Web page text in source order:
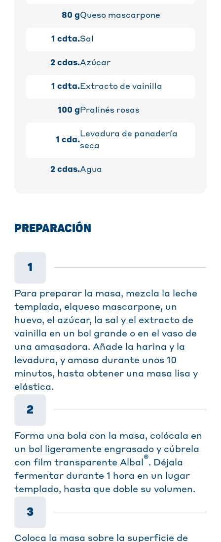
80 gQueso mascarpone
1 cdta.Sal
2 cdas.Azúcar
1 cdta.Extracto de vainilla
100 g Pralinés rosas
1 cda.
Levadura de panadería
seca
2 cdas.Agua
PREPARACIÓN
1
Para preparar la masa, mezcla la leche
templada, elqueso mascarpone, un
huevo, el azúcar, la sal y el extracto de
vainilla en un bol grande o en el vaso de
una amasadora. Añade la harina y la
levadura, y amasa durante unos 10
minutos, hasta obtener una masa lisa y
elástica.
2
Forma una bola con la masa, colócala en
un bol ligeramente engrasado y cúbrela
con film transparente Albal ®. Déjala
fermentar durante 1 hora en un lugar
templado, hasta que doble su volumen.
3
Coloca la masa sobre la superficie de